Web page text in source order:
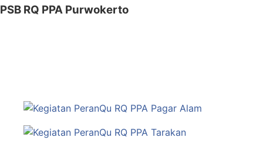
PSB RQ PPA Purwokerto